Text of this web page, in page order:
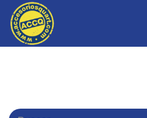
Ir al contenido